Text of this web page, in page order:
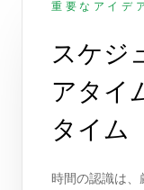
重要なアイデ
スケジ
アタイ
タイム
時間の認識は、